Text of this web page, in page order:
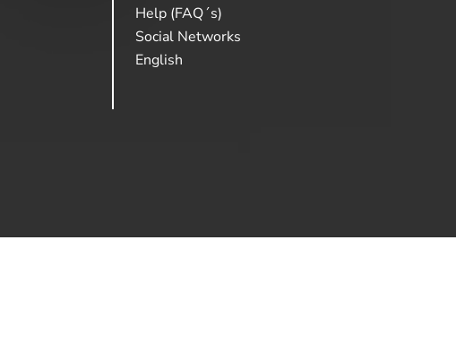
Help (FAQ´s)
Social Networks
English